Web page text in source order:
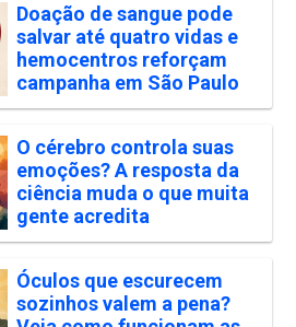
Doação de sangue pode
salvar até quatro vidas e
hemocentros reforçam
campanha em São Paulo
O cérebro controla suas
emoções? A resposta da
ciência muda o que muita
gente acredita
Óculos que escurecem
sozinhos valem a pena?